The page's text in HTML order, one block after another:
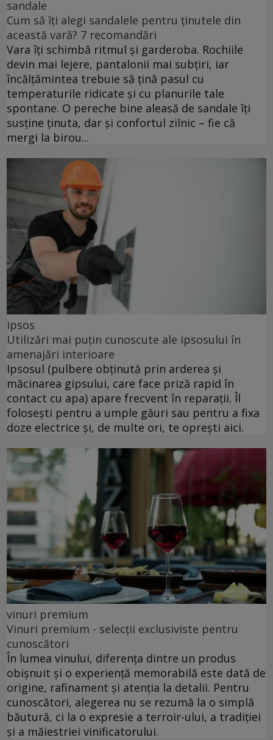
sandale
Cum să îți alegi sandalele pentru ținutele din
această vară? 7 recomandări
Vara îți schimbă ritmul și garderoba. Rochiile
devin mai lejere, pantalonii mai subțiri, iar
încălțămintea trebuie să țină pasul cu
temperaturile ridicate și cu planurile tale
spontane. O pereche bine aleasă de sandale îți
susține ținuta, dar și confortul zilnic – fie că
mergi la birou...
ipsos
Utilizări mai puțin cunoscute ale ipsosului în
amenajări interioare
Ipsosul (pulbere obținută prin arderea și
măcinarea gipsului, care face priză rapid în
contact cu apa) apare frecvent în reparații. Îl
folosești pentru a umple găuri sau pentru a fixa
doze electrice și, de multe ori, te oprești aici.
vinuri premium
Vinuri premium - selecții exclusiviste pentru
cunoscători
În lumea vinului, diferența dintre un produs
obișnuit și o experiență memorabilă este dată de
origine, rafinament și atenția la detalii. Pentru
cunoscători, alegerea nu se rezumă la o simplă
băutură, ci la o expresie a terroir-ului, a tradiției
și a măiestriei vinificatorului.